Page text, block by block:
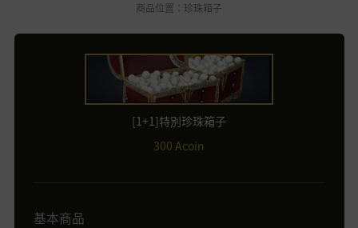
商品位置：珍珠箱子
[1+1]特別珍珠箱子
300 Acoin
基本商品